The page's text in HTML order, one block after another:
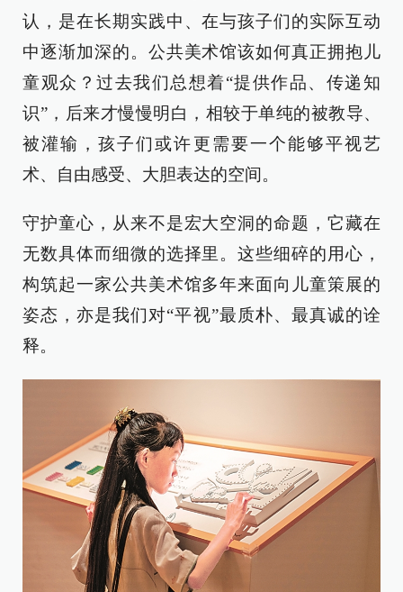
认，是在长期实践中、在与孩子们的实际互动
中逐渐加深的。公共美术馆该如何真正拥抱儿
童观众？过去我们总想着“提供作品、传递知
识”，后来才慢慢明白，相较于单纯的被教导、
被灌输，孩子们或许更需要一个能够平视艺
术、自由感受、大胆表达的空间。
守护童心，从来不是宏大空洞的命题，它藏在
无数具体而细微的选择里。这些细碎的用心，
构筑起一家公共美术馆多年来面向儿童策展的
姿态，亦是我们对“平视”最质朴、最真诚的诠
释。